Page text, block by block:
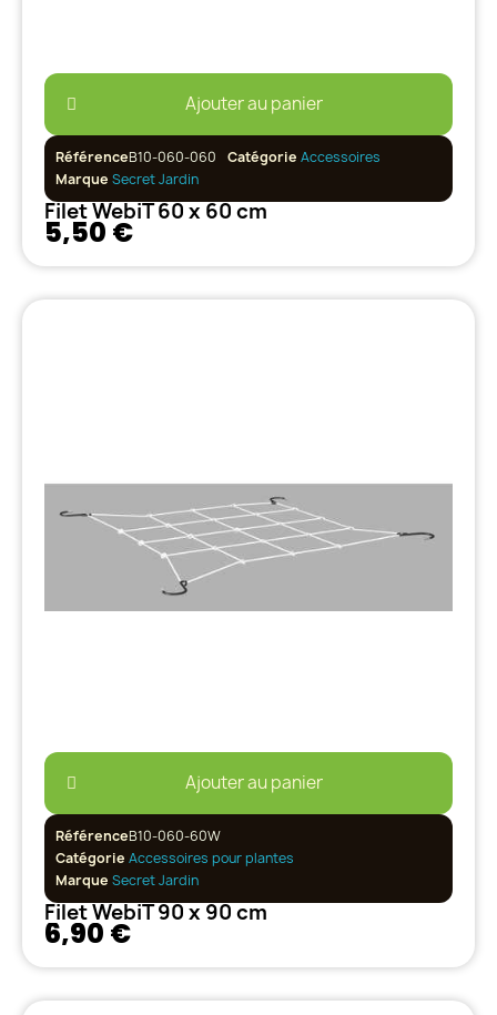
Ajouter au panier
RéférenceB10-060-060 Catégorie Accessoires
Marque Secret Jardin
Filet WebiT 60 x 60 cm
5,50 €
Ajouter au panier
RéférenceB10-060-60W
Catégorie Accessoires pour plantes
Marque Secret Jardin
Filet WebiT 90 x 90 cm
6,90 €